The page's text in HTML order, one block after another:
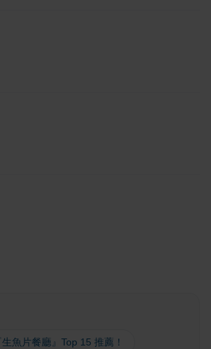
魚片餐廳』Top 15 推薦！